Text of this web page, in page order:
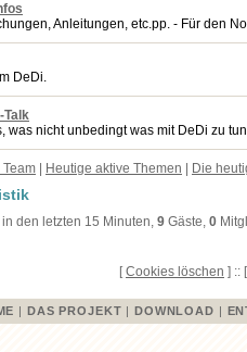
Anleitungen, etc.pp. - Für den
DeDi.
Talk
was nicht unbedingt was mit DeDi zu
Heutige aktive Themen Die
den letzten 15 Minuten, 9 Gäste, 0
[Cookies löschen ] ::
| DAS PROJEKT | DOWNLOAD |